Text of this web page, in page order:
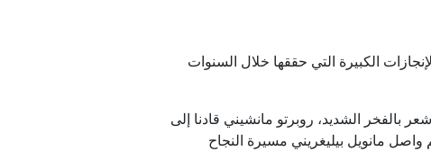
الكبيرة التي حققها خلال السنوات
النادي في عام 2008، ثم أتأمل ما تحقق خلال السنوات الـ18 الماضية، أشعر بالفخر الشديد، روبرتو مانشيني قادنا إلى
واصل مانويل بيليغريني مسيرة النجاح